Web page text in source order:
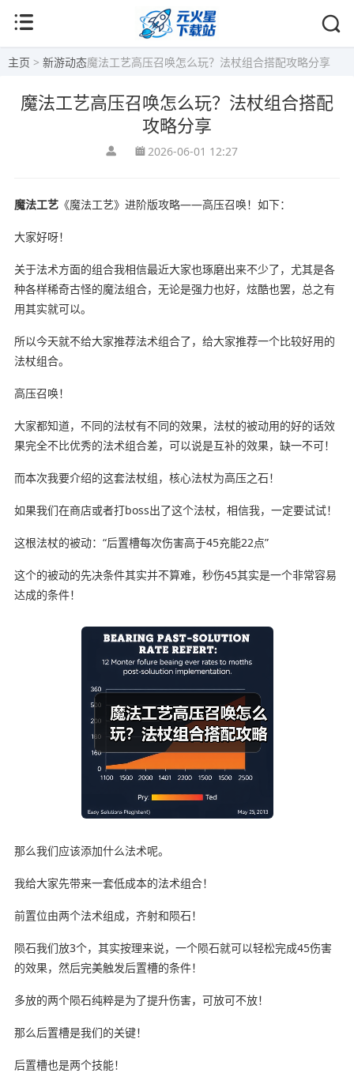
主页 > 新游动态魔法工艺高压召唤怎么玩？法杖组合搭配攻略分享
魔法工艺高压召唤怎么玩？法杖组合搭配
攻略分享
2026-06-01 12:27
魔法工艺《魔法工艺》进阶版攻略——高压召唤！如下：
大家好呀！
关于法术方面的组合我相信最近大家也琢磨出来不少了，尤其是各
种各样稀奇古怪的魔法组合，无论是强力也好，炫酷也罢，总之有
用其实就可以。
所以今天就不给大家推荐法术组合了，给大家推荐一个比较好用的
法杖组合。
高压召唤！
大家都知道，不同的法杖有不同的效果，法杖的被动用的好的话效
果完全不比优秀的法术组合差，可以说是互补的效果，缺一不可！
而本次我要介绍的这套法杖组，核心法杖为高压之石！
如果我们在商店或者打boss出了这个法杖，相信我，一定要试试！
这根法杖的被动：“后置槽每次伤害高于45充能22点”
这个的被动的先决条件其实并不算难，秒伤45其实是一个非常容易
达成的条件！
那么我们应该添加什么法术呢。
我给大家先带来一套低成本的法术组合！
前置位由两个法术组成，齐射和陨石！
陨石我们放3个，其实按理来说，一个陨石就可以轻松完成45伤害
的效果，然后完美触发后置槽的条件！
多放的两个陨石纯粹是为了提升伤害，可放可不放！
那么后置槽是我们的关键！
后置槽也是两个技能！